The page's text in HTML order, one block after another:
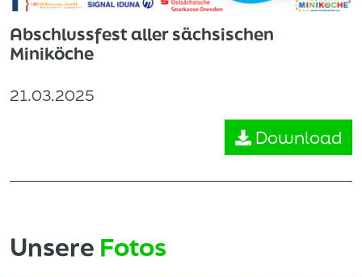
Abschlussfest aller sächsischen
Miniköche
21.03.2025
Download
Unsere Fotos